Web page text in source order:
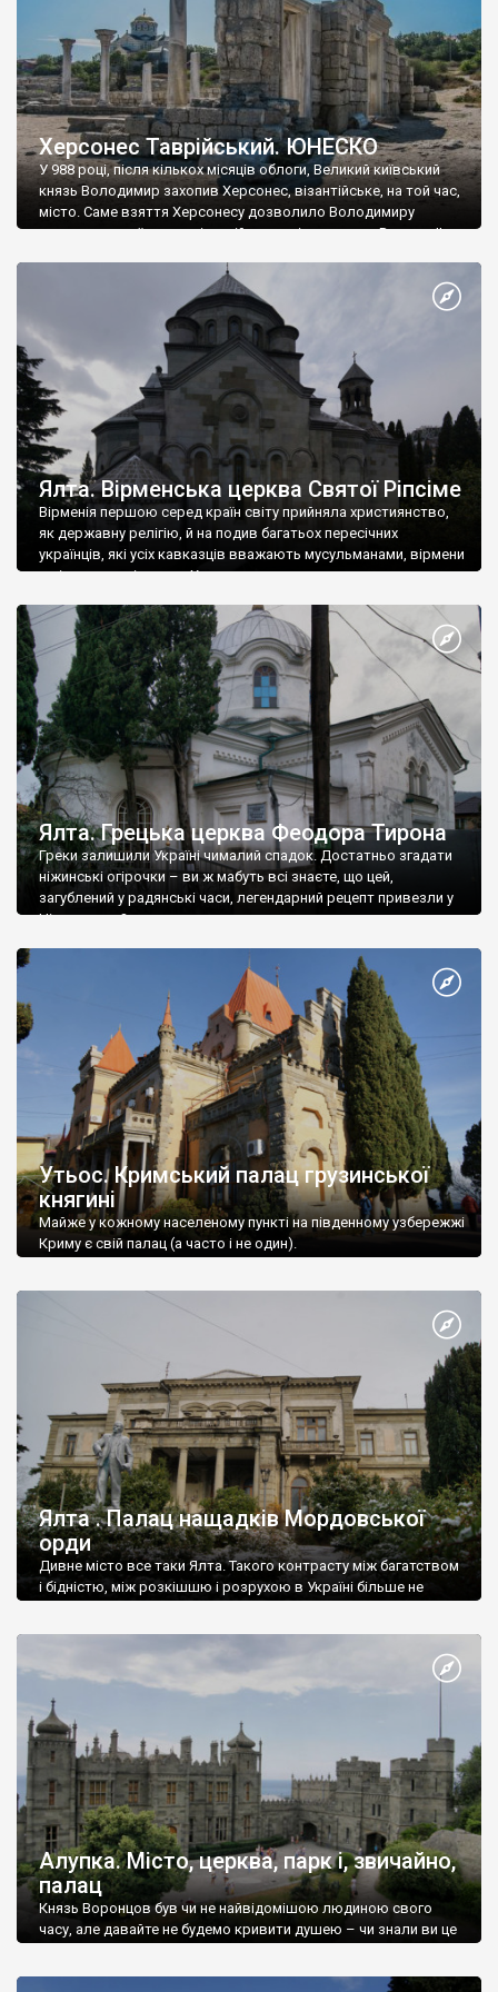
Херсонес Таврійський. ЮНЕСКО
У 988 році, після кількох місяців облоги, Великий київський
князь Володимир захопив Херсонес, візантійське, на той час,
місто. Саме взяття Херсонесу дозволило Володимиру
диктувати свої умови візантійському імператору Василю ІІ, та
Херсонесі Володимир-язичник, став Василем-християнином.
А потім було Хрещення Русі. На честь Херсонесу Таврійського
Ялта. Вірменська церква Святої Ріпсіме
Вірменія першою серед країн світу прийняла християнство,
як державну релігію, й на подив багатьох пересічних
українців, які усіх кавказців вважають мусульманами, вірмени
є відданими вірянами Христа
Ялта. Грецька церква Феодора Тирона
Греки залишили Україні чималий спадок. Достатньо згадати
ніжинські огірочки – ви ж мабуть всі знаєте, що цей,
загублений у радянські часи, легендарний рецепт привезли у
Ніжин греки?
Утьос. Кримський палац грузинської
княгині
Майже у кожному населеному пункті на південному узбережжі
Криму є свій палац (а часто і не один).
Ялта . Палац нащадків Мордовської
орди
Дивне місто все таки Ялта. Такого контрасту між багатством
і бідністю, між розкішшю і розрухою в Україні більше не
Алупка. Місто, церква, парк і, звичайно,
палац
Князь Воронцов був чи не найвідомішою людиною свого
часу, але давайте не будемо кривити душею – чи знали ви це